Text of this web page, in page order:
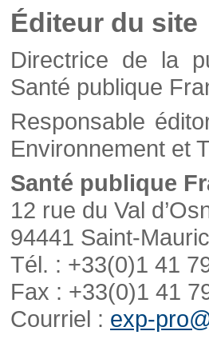
Éditeur du site
Directrice de la
Santé publique
Responsable
Environnement et
Santé publique
12 rue du Val
94441 Saint-
Tél. : +33(0)1 41
Fax : +33(0)1 41
Courriel : exp-